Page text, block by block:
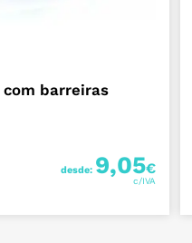
barreiras
desde: 9,05€